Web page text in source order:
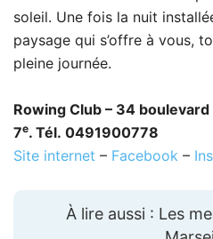
soleil. Une fois la nuit
paysage qui s’offre à vous,
pleine journée.
Rowing Club – 34
7e. Tél. 0491900778
Site internet – Facebook –
À lire aussi : Les